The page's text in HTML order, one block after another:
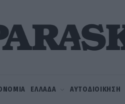
ΕΛΛΑΔΑ ΑΥΤΟΔΙΟΙΚΗΣΗ